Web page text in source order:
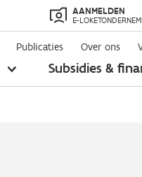
AANMELDEN
E-
Publicaties Over ons
toon
Subsidies &